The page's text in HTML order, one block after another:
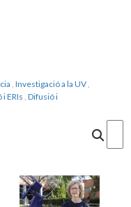
, Investigació a la UV,
ERIs, Difusió i